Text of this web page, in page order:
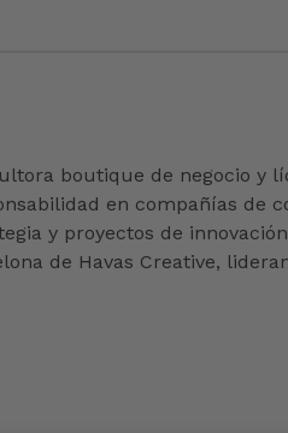
boutique de negocio y
en compañías de
y proyectos de
de Havas Creative,